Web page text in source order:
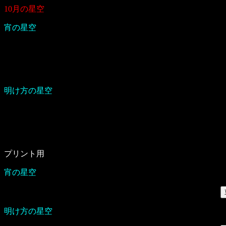
10月の星空
宵の星空
明け方の星空
プリント用
宵の星空
明け方の星空